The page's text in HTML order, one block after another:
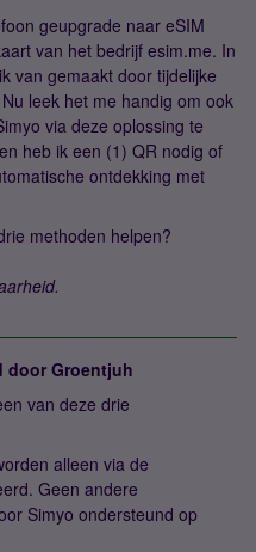
geupgrade naar eSIM
van het bedrijf esim.me. In
van gemaakt door tijdelijke
leek het me handig om ook
via deze oplossing te
heb ik een (1) QR nodig of
ontdekking met
methoden helpen?
door Groentjuh
van deze drie
alleen via de
Geen andere
Simyo ondersteund op